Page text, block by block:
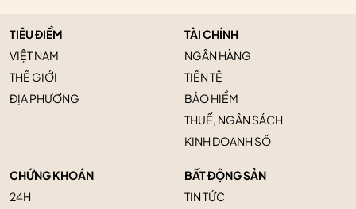
TIÊU ĐIỂM
VIỆT NAM
THẾ GIỚI
ĐỊA PHƯƠNG
TÀI CHÍNH
NGÂN HÀNG
TIỀN TỆ
BẢO HIỂM
THUẾ, NGÂN SÁCH
KINH DOANH SỐ
CHỨNG KHOÁN
24H
BẤT ĐỘNG SẢN
TIN TỨC